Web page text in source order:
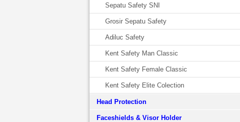
Sepatu Safety SNI
Grosir Sepatu Safety
Adiluc Safety
Kent Safety Man Classic
Kent Safety Female Classic
Kent Safety Elite Colection
Head Protection
Faceshields & Visor Holder